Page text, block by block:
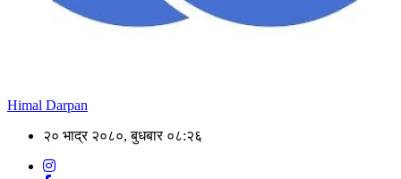
Himal Darpan
२० भाद्र २०८०, बुधबार ०८:२६